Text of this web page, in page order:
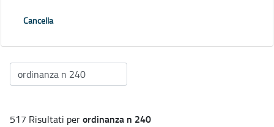
Cancella
517 Risultati perordinanza n 240